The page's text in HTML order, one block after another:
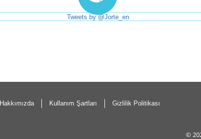
Tweets by @Jorte_en
Hakkımızda Kullanım Şartları Gizlilik Politikası
©